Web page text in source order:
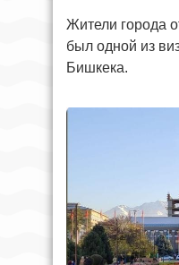
Жители города
был одной из
Бишкека.